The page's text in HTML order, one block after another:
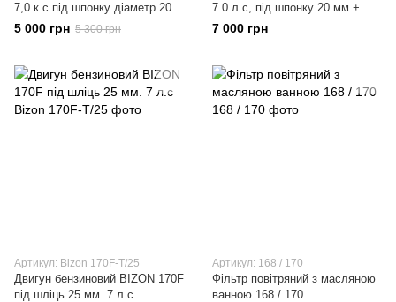
7,0 к.с під шпонку діаметр 20
мм
5 000 грн 5 300 грн
7.0 л.с, під шпонку 20 мм + Ел.
стартер
7 000 грн
Артикул: Bizon 170F-T/25
Двигун бензиновий BIZON 170F
під шліць 25 мм. 7 л.с
Артикул: 168 / 170
Фільтр повітряний з масляною
ванною 168 / 170